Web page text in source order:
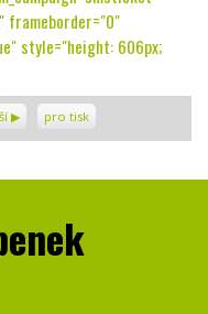
frameborder="0"
style="height: 606px;
Zobrazení
pro tisk